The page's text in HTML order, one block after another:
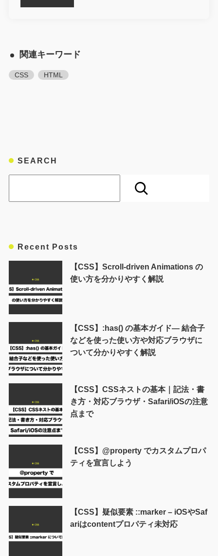
関連キーワード
CSS HTML
SEARCH
Recent Posts
【CSS】Scroll-driven Animations の
使い方を分かりやすく解説
【CSS】:has() の基本ガイド― 結合子
などを使った使い方や対応ブラウザに
ついて分かりやすく解説
【CSS】CSSネストの基本｜記法・書
き方・対応ブラウザ・Safari/iOSの注意
点まで
【CSS】@property でカスタムプロパ
ティを宣言しよう
【CSS】疑似要素 ::marker – iOSやSaf
ariはcontentプロパティ未対応